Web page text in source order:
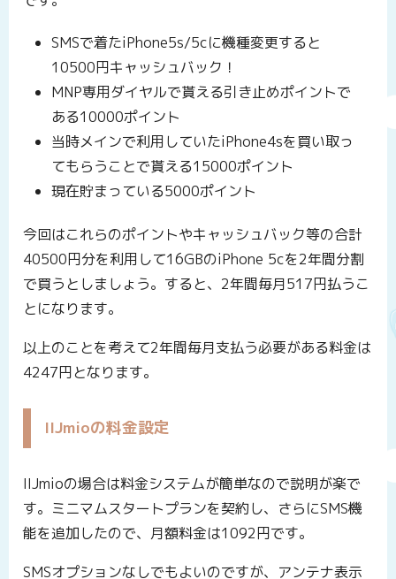
SMSで着たiPhone5s/5cに機種変更すると
10500円キャッシュバック！
MNP専用ダイヤルで貰える引き止めポイントで
ある10000ポイント
当時メインで利用していたiPhone4sを買い取っ
てもらうことで貰える15000ポイント
現在貯まっている5000ポイント
今回はこれらのポイントやキャッシュバック等の合計
40500円分を利用して16GBのiPhone 5cを2年間分割
で買うとしましょう。すると、2年間毎月517円払うこ
とになります。
以上のことを考えて2年間毎月支払う必要がある料金は
4247円となります。
IIJmioの料金設定
IIJmioの場合は料金システムが簡単なので説明が楽で
す。ミニマムスタートプランを契約し、さらにSMS機
能を追加したので、月額料金は1092円です。
SMSオプションなしでもよいのですが、アンテナ表示